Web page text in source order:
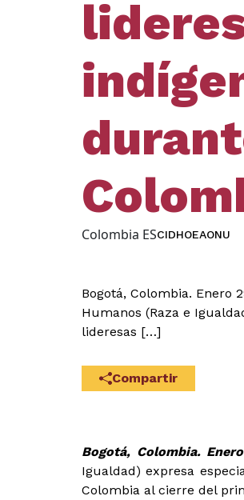
Colombia ESCIDHOEAONU
Bogotá, Colombia. Enero
Humanos (Raza e
lideresas […]
Compartir
Bogotá, Colombia.
Igualdad) expresa
Colombia al cierre del